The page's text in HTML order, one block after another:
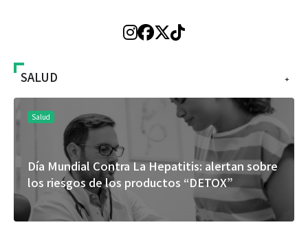
+
SALUD
Salud
Día Mundial Contra La Hepatitis: alertan sobre
los riesgos de los productos “DETOX”